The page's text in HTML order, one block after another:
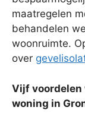
maatregelen
behandelen
woonruimte.
over
Vijf voordelen
woning in